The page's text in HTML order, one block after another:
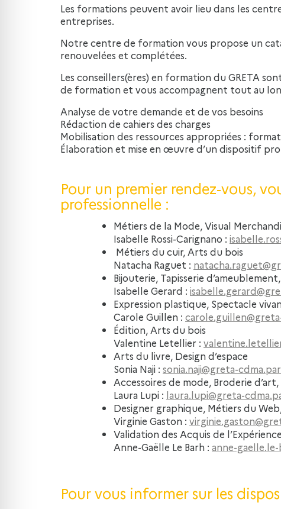
Les formations peuvent avoir lieu dans les
entreprises.
Notre centre de formation vous propose un
renouvelées et complétées.
Les conseillers(ères) en formation du GRETA
de formation et vous accompagnent tout au
Analyse de votre demande et de vos besoins
Rédaction de cahiers des charges
Mobilisation des ressources appropriées :
Élaboration et mise en œuvre d’un dispositif
Pour un premier rendez-vous,
professionnelle :
Métiers de la Mode, Visual
Isabelle Rossi-Carignano :
Métiers du cuir, Arts du bois
Natacha Raguet :
Bijouterie, Tapisserie
Isabelle Gerard :
Expression plastique, Spectacle
Carole Guillen :
Édition, Arts du bois
Valentine Letellier :
Arts du livre, Design d’espace
Sonia Naji : sonia.naji@greta-
Accessoires de mode, Broderie
Laura Lupi : laura.lupi@greta-
Designer graphique, Métiers du
Virginie Gaston :
Validation des Acquis de
Anne-Gaëlle Le Barh : anne-
Pour vous informer sur les